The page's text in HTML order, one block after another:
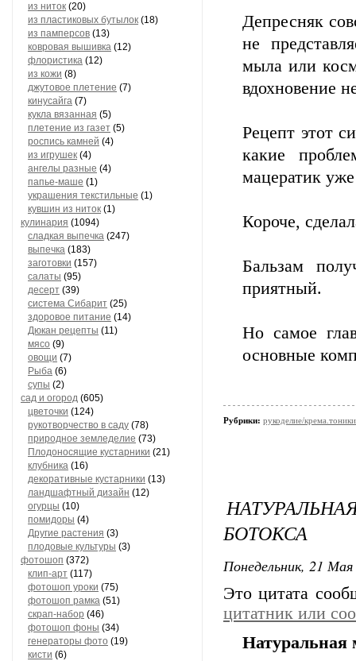
из ниток (20)
из пластиковых бутылок (18)
из памперсов (13)
ковровая вышивка (12)
флористика (12)
из кожи (8)
джутовое плетение (7)
кинусайга (7)
кукла вязанная (5)
плетение из газет (5)
роспись камней (4)
из игрушек (4)
ангелы разные (4)
папье-маше (1)
украшения текстильные (1)
кувшин из ниток (1)
кулинария (1094)
сладкая выпечка (247)
выпечка (183)
заготовки (157)
салаты (95)
десерт (39)
система Сибарит (25)
здоровое питание (14)
Дюкан рецепты (11)
мясо (9)
овощи (7)
Рыба (6)
супы (2)
сад и огород (605)
цветочки (124)
рукотворчество в саду (78)
природное земледелие (73)
Плодоносящие кустарники (21)
клубника (16)
декоративные кустарники (13)
ландшафтный дизайн (12)
огурцы (10)
помидоры (4)
Другие растения (3)
плодовые культуры (3)
фотошоп (372)
клип-арт (117)
фотошоп уроки (75)
фотошоп рамка (51)
скрап-набор (46)
фотошоп фоны (34)
генераторы фото (19)
кисти (6)
Депресняк
не
мыла или
вдохновение
Рецепт этот
какие
мацератик
Короче,
Бальзам
приятный.
Но самое
основные
Рубрики: рукоделие/
БОТОКСА
Понедельник, 21
Это цитата
цитатник или
Натуральная